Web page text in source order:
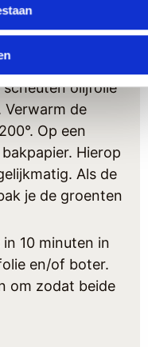
groenten in een
olijfolie
Verwarm de
Op een
Hierop
Als de
je de groenten
10 minuten in
en/of boter.
om zodat beide